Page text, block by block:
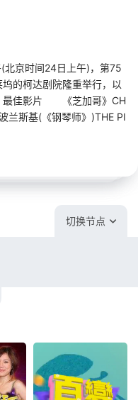
京时间24日上午)，第75
的柯达剧院隆重举行，以
佳影片 《芝加哥》CH
基(《钢琴师》)THE PI
切换节点